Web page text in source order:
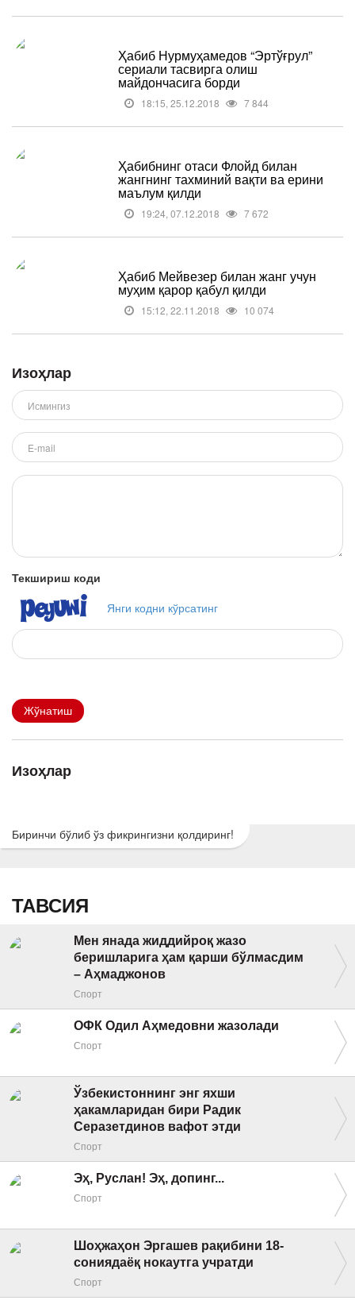
Ҳабиб Нурмуҳамедов “Эртўғрул”
сериали тасвирга олиш
майдончасига борди
18:15, 25.12.2018 7 844
Ҳабибнинг отаси Флойд билан
жангнинг тахминий вақти ва ерини
маълум қилди
19:24, 07.12.2018 7 672
Ҳабиб Мейвезер билан жанг учун
муҳим қарор қабул қилди
15:12, 22.11.2018 10 074
Изоҳлар
Текшириш коди
Янги кодни кўрсатинг
Жўнатиш
Изоҳлар
Биринчи бўлиб ўз фикрингизни қолдиринг!
ТАВСИЯ
Мен янада жиддийроқ жазо
беришларига ҳам қарши бўлмасдим
– Аҳмаджонов
Спорт
ОФК Одил Аҳмедовни жазолади
Спорт
Ўзбекистоннинг энг яхши
ҳакамларидан бири Радик
Серазетдинов вафот этди
Спорт
Эҳ, Руслан! Эҳ, допинг...
Спорт
Шоҳжаҳон Эргашев рақибини 18-
сониядаёқ нокаутга учратди
Спорт